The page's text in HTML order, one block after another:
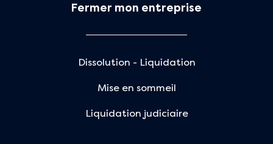
Fermer mon entreprise
Dissolution - Liquidation
Mise en sommeil
Liquidation judiciaire